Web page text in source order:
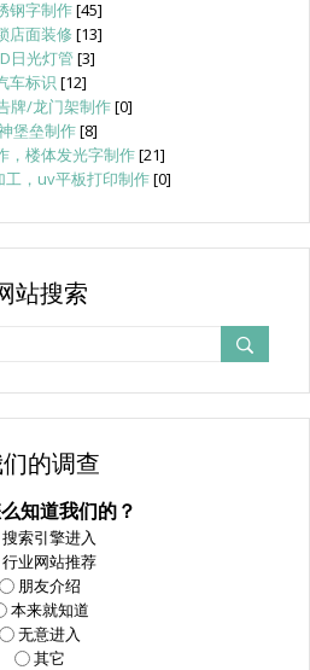
钢字制作[45]
店面装修 [13]
日光灯管[3]
车标识 [12]
牌/龙门架制作[0]
堡垒制作[8]
，楼体发光字制作[21]
，uv平板打印制作[0]
站搜索
的调查
知道我们的？
搜索引擎进入
行业网站推荐
朋友介绍
本来就知道
无意进入
其它